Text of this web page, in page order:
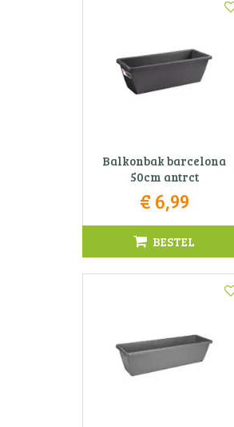
Balkonbak barcelona
50cm antrct
€ 6,99
BESTEL